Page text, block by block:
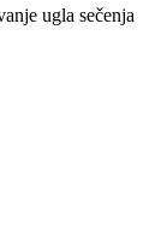
ugla sečenja